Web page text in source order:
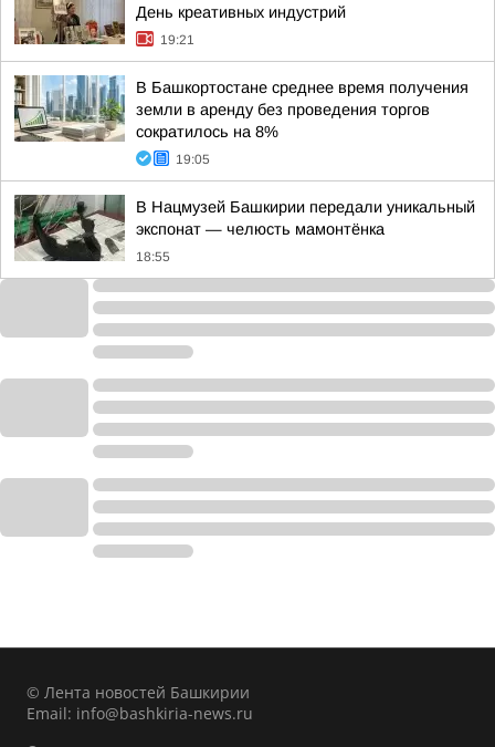
День креативных индустрий
19:21
В Башкортостане среднее время получения
земли в аренду без проведения торгов
сократилось на 8%
19:05
В Нацмузей Башкирии передали уникальный
экспонат — челюсть мамонтёнка
18:55
© Лента новостей Башкирии
Email: info@bashkiria-news.ru